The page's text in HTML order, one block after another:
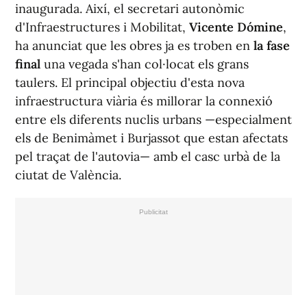
inaugurada. Així, el secretari autonòmic
d'Infraestructures i Mobilitat, Vicente Dómine,
ha anunciat que les obres ja es troben en la fase
final una vegada s'han col·locat els grans
taulers. El principal objectiu d'esta nova
infraestructura viària és millorar la connexió
entre els diferents nuclis urbans —especialment
els de Benimàmet i Burjassot que estan afectats
pel traçat de l'autovia— amb el casc urbà de la
ciutat de València.